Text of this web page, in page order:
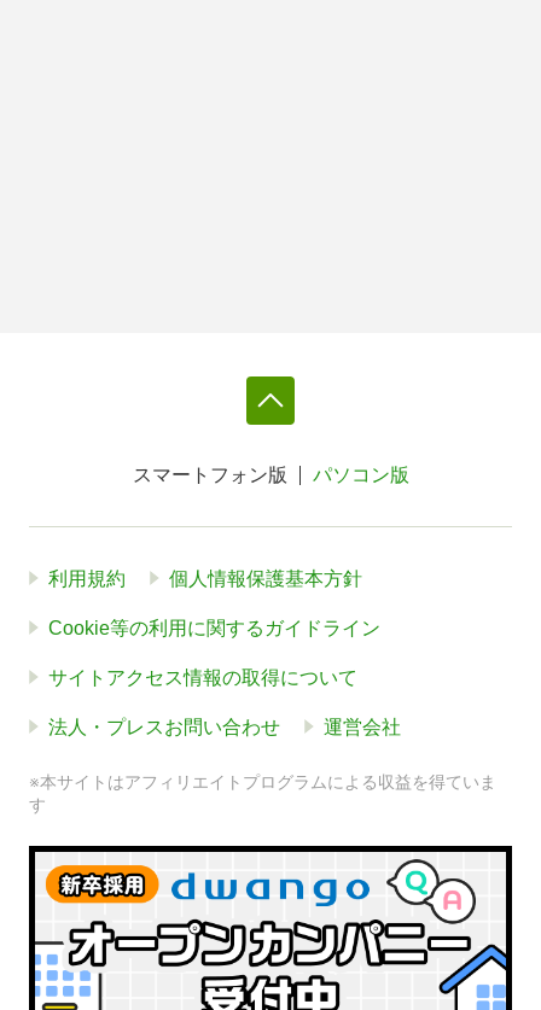
スマートフォン版 パソコン版
利用規約 個人情報保護基本方針
Cookie等の利用に関するガイドライン
サイトアクセス情報の取得について
法人・プレスお問い合わせ 運営会社
※本サイトはアフィリエイトプログラムによる収益を得ていま
す